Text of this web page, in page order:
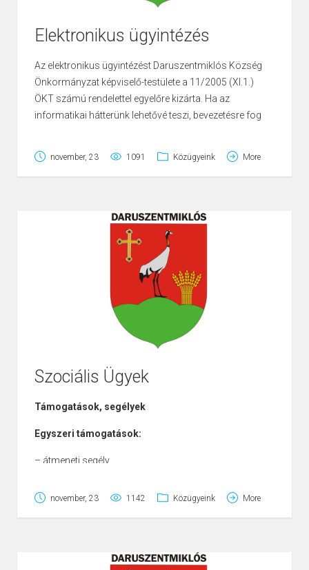
Elektronikus ügyintézés
Az elektronikus ügyintézést Daruszentmiklós Község
Önkormányzat képviselő-testülete a 11/2005 (XI.1.)
ÖKT számú rendelettel egyelőre kizárta. Ha az
informatikai hátterünk lehetővé teszi, bevezetésre fog
november, 23 1091 Közügyeink More
Szociális Ügyek
Támogatások, segélyek
Egyszeri támogatások:
– átmeneti segély
– rendkívüli gyermekvédelmi támogatás
Rendszeres támogatások:
november, 23 1142 Közügyeink More